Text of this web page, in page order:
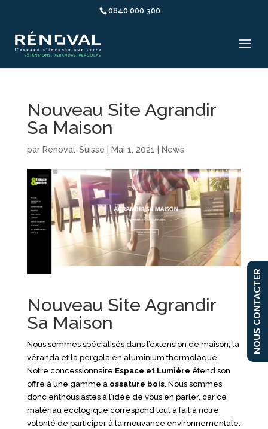
0840 000 300
Nouveau Site Agrandir
Sa Maison
par Renoval-Suisse Mai 1, 2021 News
Nouveau Site Agrandir
Sa Maison
Nous sommes spécialisés dans l’extension de maison, la
véranda et la pergola en aluminium thermolaqué.
Notre concessionnaire Espace et Lumière étend son
offre à une gamme à ossature bois. Nous sommes
donc enthousiastes à l’idée de vous en parler, car ce
matériau écologique correspond tout à fait à notre
volonté de participer à la mouvance environnementale.
NOUS CONTACTER